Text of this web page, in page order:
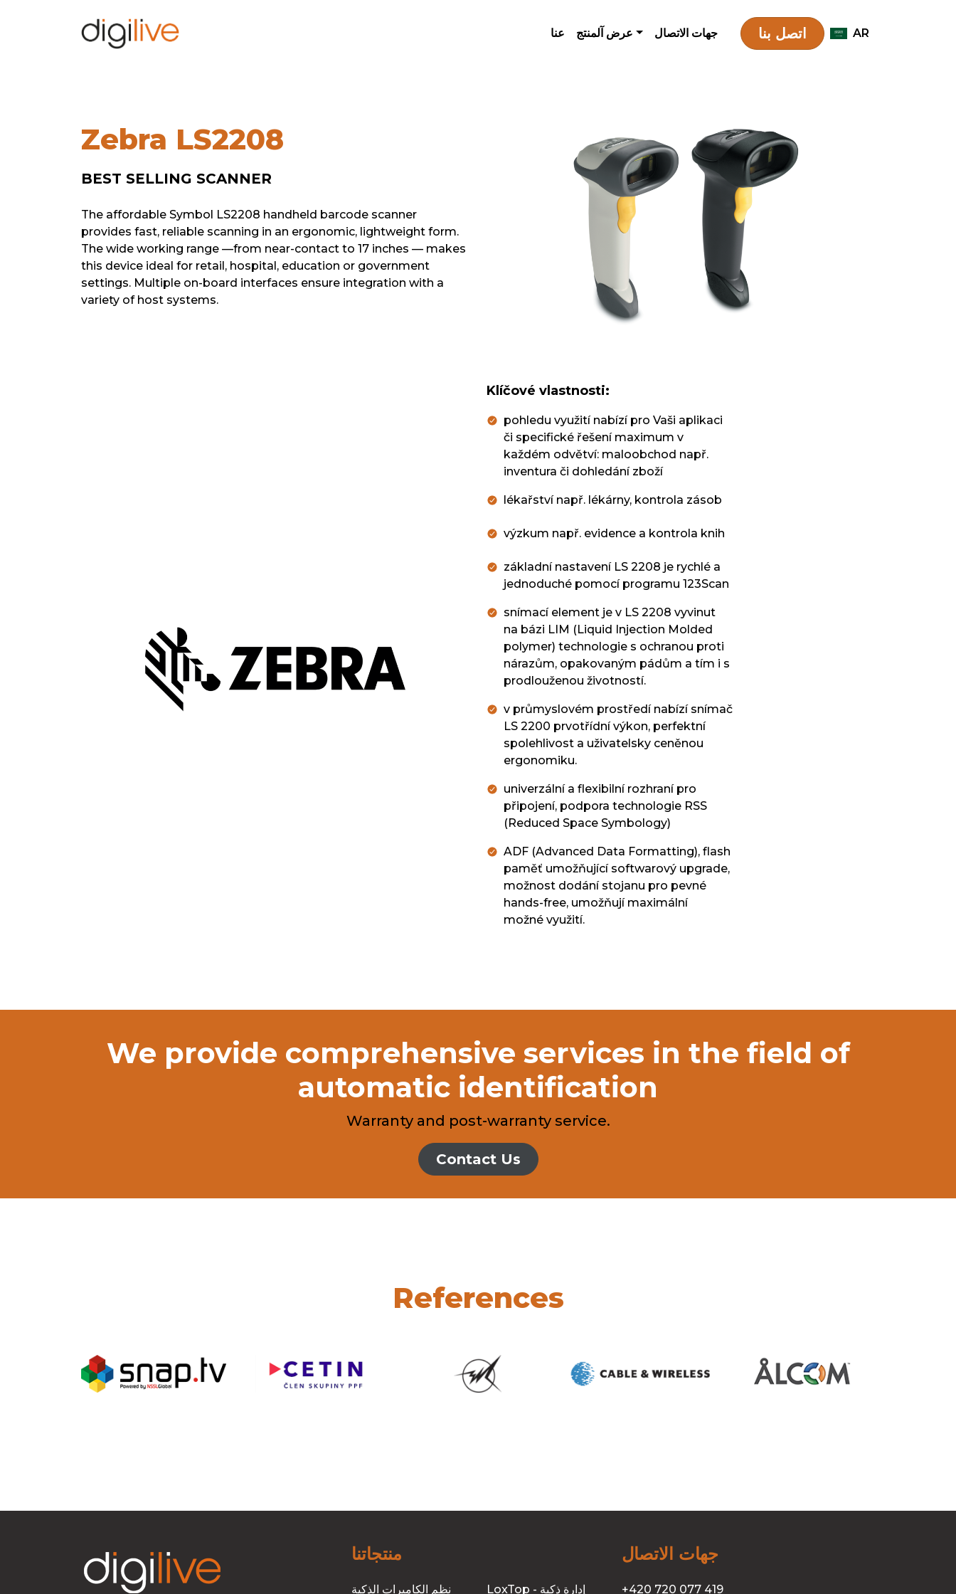
AR عنا عرض آلمنتج جهات الاتصال اتصل بنا
Zebra LS2208
BEST SELLING SCANNER
The affordable Symbol LS2208 handheld barcode scanner
provides fast, reliable scanning in an ergonomic, lightweight form.
The wide working range —from near-contact to 17 inches — makes
this device ideal for retail, hospital, education or government
settings. Multiple on-board interfaces ensure integration with a
variety of host systems.
Klíčové vlastnosti:
pohledu využití nabízí pro Vaši aplikaci
či specifické řešení maximum v
každém odvětví: maloobchod např.
inventura či dohledání zboží
lékařství např. lékárny, kontrola zásob
výzkum např. evidence a kontrola knih
základní nastavení LS 2208 je rychlé a
jednoduché pomocí programu 123Scan
snímací element je v LS 2208 vyvinut
na bázi LIM (Liquid Injection Molded
polymer) technologie s ochranou proti
nárazům, opakovaným pádům a tím i s
prodlouženou životností.
v průmyslovém prostředí nabízí snímač
LS 2200 prvotřídní výkon, perfektní
spolehlivost a uživatelsky ceněnou
ergonomiku.
univerzální a flexibilní rozhraní pro
připojení, podpora technologie RSS
(Reduced Space Symbology)
ADF (Advanced Data Formatting), flash
paměť umožňující softwarový upgrade,
možnost dodání stojanu pro pevné
hands-free, umožňují maximální
možné využití.
We provide comprehensive services in the field of
automatic identification
Warranty and post-warranty service.
Contact Us
References
منتجاتنا
نظم الكاميرات الذكية LoxTop - إدارة ذكية
جهات الاتصال
+420 720 077 419